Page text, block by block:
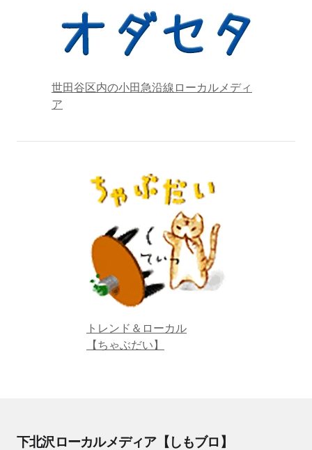
世田谷区内の小田急沿線ローカルメディ
ア
トレンド＆ローカル
【ちゃぶだい】
下北沢ローカルメディア【しもブロ】